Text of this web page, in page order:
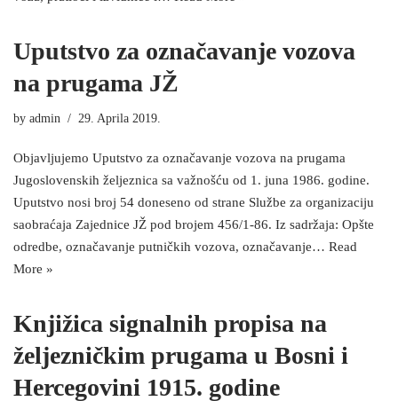
Uputstvo za označavanje vozova
na prugama JŽ
by admin 29. Aprila 2019.
Objavljujemo Uputstvo za označavanje vozova na prugama
Jugoslovenskih željeznica sa važnošću od 1. juna 1986. godine.
Uputstvo nosi broj 54 doneseno od strane Službe za organizaciju
saobraćaja Zajednice JŽ pod brojem 456/1-86. Iz sadržaja: Opšte
odredbe, označavanje putničkih vozova, označavanje… Read
More »
Knjižica signalnih propisa na
željezničkim prugama u Bosni i
Hercegovini 1915. godine